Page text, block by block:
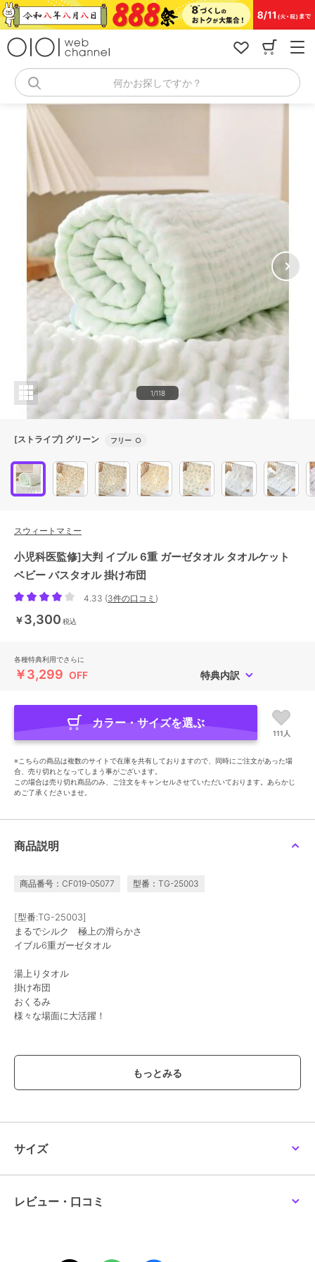
コ
ン
何かお探しですか？
1/118
[ストライプ] グリーン フリー ○
スウィートマミー
小児科医監修]大判 イブル 6重 ガーゼタオル タオルケット
ベビー バスタオル 掛け布団
4.33 (3件の口コミ )
￥3,300 税込
各種特典利用でさらに
￥3,299 OFF 特典内訳
カラー・サイズを選ぶ
111人
※こちらの商品は複数のサイトで在庫を共有しておりますので、同時にご注文があった場
合、売り切れとなってしまう事がございます。
この場合は売り切れ商品のみ、ご注文をキャンセルさせていただいております。あらかじ
めご了承くださいませ。
商品説明
商品番号：CF019-05077 型番：TG-25003
[型番:TG-25003]
まるでシルク 極上の滑らかさ
イブル6重ガーゼタオル
湯上りタオル
掛け布団
おくるみ
様々な場面に大活躍！
洗うほどふっくら膨らむタオル
洗濯することで糸が遊び、空気を含んでふっくらしてきます。
洗濯をするたびにふわふわになるので、洗うのも楽しみに！
天然素材竹繊維
サイズ
レビュー・口コミ